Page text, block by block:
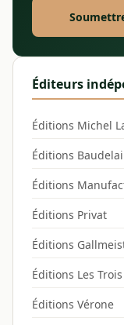
Éditeurs
Éditions Michel
Éditions
Éditions
Éditions Privat
Éditions
Éditions Les
Éditions Vérone